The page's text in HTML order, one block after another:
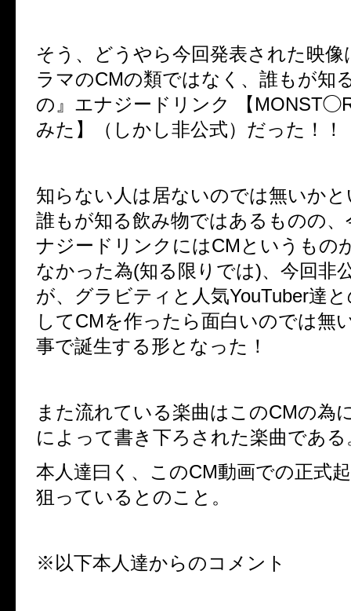
そう、どうやら今回発表された映像
ラマのCMの類ではなく、誰もが知
の』エナジードリンク
【 MONST◯
みた】（しかし非公式）だった！！
知らない人は居ないのでは無いか
誰もが知る飲み物ではあるものの
ナジードリンクにはCM というもの
なかった為(知る限りでは)、今回非
が、グラビティと人気YouTuber達
してCMを作ったら面白いのでは無
事で誕生する形となった！
また流れている楽曲はこのCMの為
によって書き下ろされた楽曲である
本人達曰く、このCM動画での正式
狙っているとのこと。
※ 以下本人達からのコメント